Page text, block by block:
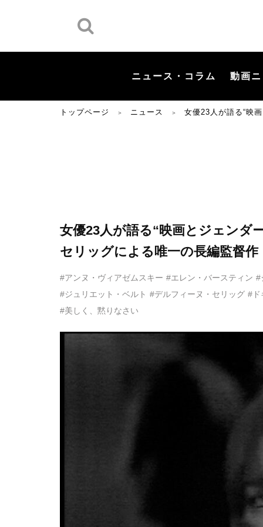
ニュース・コラム 動画
トップページ ＞ ニュース ＞ 女優23人が語る“映
女優23人が語る“映画とジェン
セリッグによる唯一の長編監督作
#アンヌ・ヴィアゼムスキー #エレン・バースティン #
#ジュリエット・ベルト #デルフィーヌ・セリッグ #ド
#美しく、黙りなさい